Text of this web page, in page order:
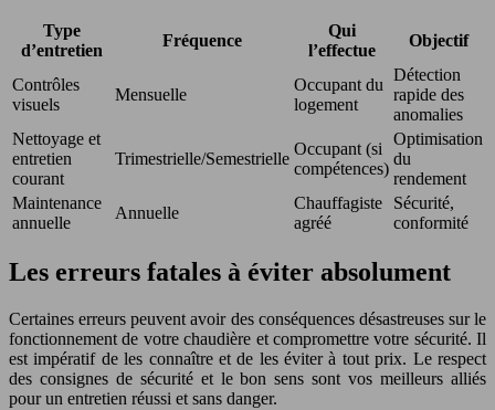
Type
d’entretien
Fréquence
Qui
l’effectue
Objectif
Contrôles
visuels
Mensuelle
Occupant du
logement
Détection
rapide des
anomalies
Nettoyage et
entretien
courant
Trimestrielle/Semestrielle
Occupant (si
compétences)
Optimisation
du
rendement
Maintenance
annuelle
Annuelle
Chauffagiste
agréé
Sécurité,
conformité
Les erreurs fatales à éviter absolument
Certaines erreurs peuvent avoir des conséquences désastreuses sur le
fonctionnement de votre chaudière et compromettre votre sécurité. Il
est impératif de les connaître et de les éviter à tout prix. Le respect
des consignes de sécurité et le bon sens sont vos meilleurs alliés
pour un entretien réussi et sans danger.